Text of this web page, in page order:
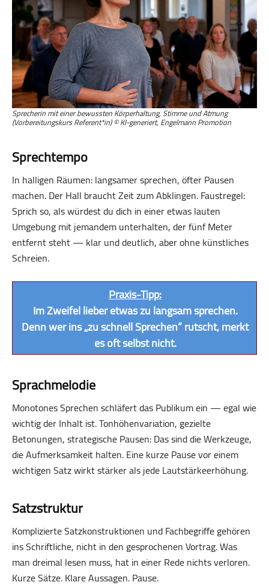
Sprecherin mit einer bewussten Körperhaltung, Stimme und Atmung
(Vorbereitungskurs Referent*in) © KI-generiert, Engelmann Promotion
Sprechtempo
In halligen Räumen: langsamer sprechen, öfter Pausen
machen. Der Hall braucht Zeit zum Abklingen. Faustregel:
Sprich so, als würdest du dich in einer etwas lauten
Umgebung mit jemandem unterhalten, der fünf Meter
entfernt steht — klar und deutlich, aber ohne künstliches
Schreien.
Praxis-Tipp:
Im Zweifel lieber etwaszu langsamsprechen.
Denn wer ins „zu schnell Sprechen“ rutscht, merkt
es oft selbst nicht.
Sprachmelodie
Monotones Sprechen schläfert das Publikum ein — egal wie
wichtig der Inhalt ist. Tonhöhenvariation, gezielte
Betonungen, strategische Pausen: Das sind die Werkzeuge,
die Aufmerksamkeit halten. Eine kurze Pause vor einem
wichtigen Satz wirkt stärker als jede Lautstärkeerhöhung.
Satzstruktur
Komplizierte Satzkonstruktionen und Fachbegriffe gehören
ins Schriftliche, nicht in den gesprochenen Vortrag. Was
man dreimal lesen muss, hat in einer Rede nichts verloren.
Kurze Sätze. Klare Aussagen. Pause.